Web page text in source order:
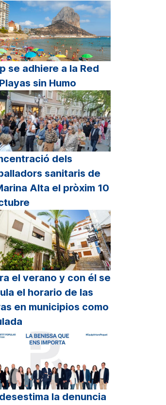
se adhiere a la Red
sin Humo
dels
sanitaris de
Alta el pròxim 10
el verano y con él se
el horario de las
en municipios como
la denuncia